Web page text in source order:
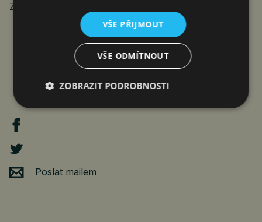
Zdroj: Enabot
Poslat mailem
VŠE PŘIJMOUT
VŠE ODMÍTNOUT
ZOBRAZIT PODROBNOSTI